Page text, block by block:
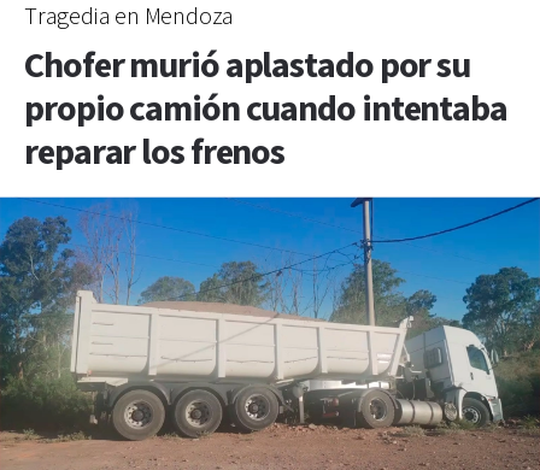
Tragedia en Mendoza
Chofer murió aplastado por su
propio camión cuando intentaba
reparar los frenos